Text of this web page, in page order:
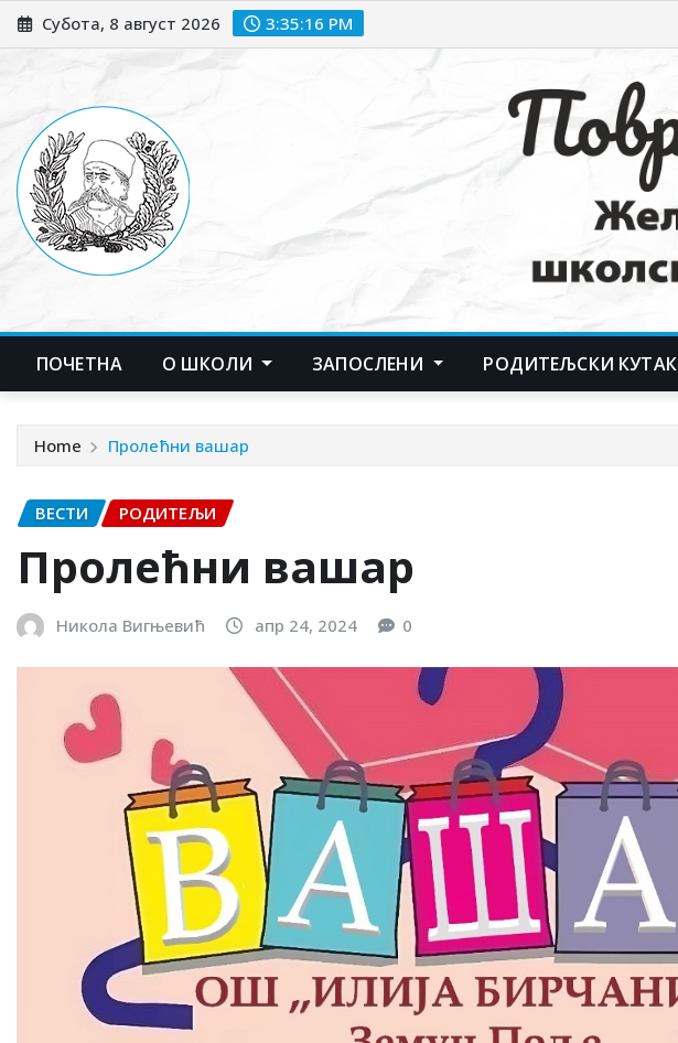
Skip
to
Субота, 8 август 2026 3:35:17 PM
ПОЧЕТНА О ШКОЛИ ЗАПОСЛЕНИ РОДИТЕЉСКИ КУТАК
Home Пролећни вашар
ВЕСТИ РОДИТЕЉИ
Пролећни вашар
Никола Вигњевић апр 24, 2024 0